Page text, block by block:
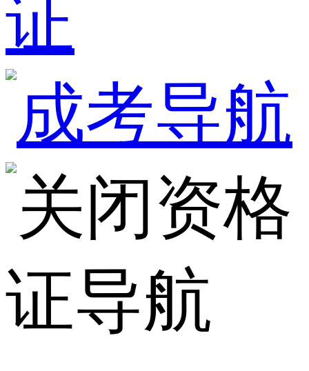
证
资格
证导航